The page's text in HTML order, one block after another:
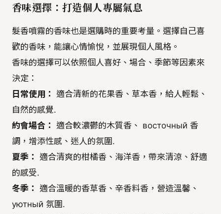
香味選擇：打造個人專屬氣息
髮香噴霧的香味也是選購時的重要考量。選擇自己喜
歡的香味，能讓心情愉悅，並展現個人風格。
香味的選擇可以依照個人喜好、場合、季節等因素來
決定：
日常使用：
適合清新的花果香、草本香，給人輕鬆、
自然的感覺.
約會場合：
適合較濃鬱的木質香、 восточный 香
調，增添性感、迷人的氛圍.
夏季：
適合清爽的柑橘香、海洋香，帶來清涼、舒適
的感受.
冬季：
適合溫暖的香草香、辛香料香，營造溫馨、
уютный 氛圍.